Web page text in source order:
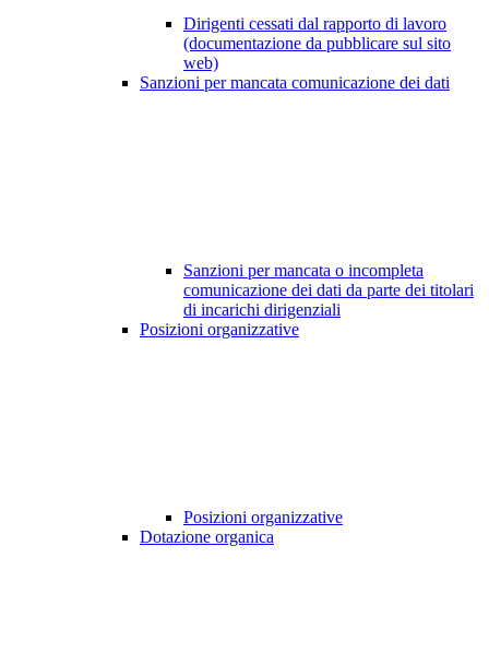
Dirigenti cessati dal rapporto di lavoro
(documentazione da pubblicare sul sito
web)
Sanzioni per mancata comunicazione dei dati
Sanzioni per mancata o incompleta
comunicazione dei dati da parte dei titolari
di incarichi dirigenziali
Posizioni organizzative
Posizioni organizzative
Dotazione organica